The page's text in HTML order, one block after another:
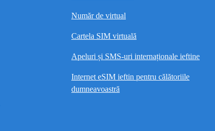
Număr de virtual
Cartela SIM virtuală
Apeluri și SMS-uri internaționale ieftine
Internet eSIM ieftin pentru călătoriile
dumneavoastră